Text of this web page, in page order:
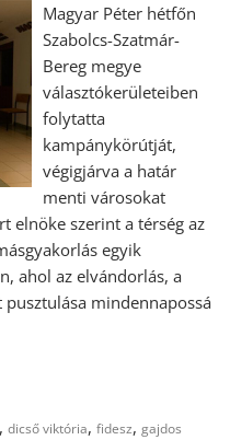
Magyar Péter hétfőn
Szabolcs-Szatmár-
Bereg megye
választókerületeiben
folytatta
kampánykörútját,
végigjárva a határ
menti városokat
elnöke szerint a térség az
egyik
ahol az elvándorlás, a
mindennapossá
,dicső viktória,fidesz,gajdos